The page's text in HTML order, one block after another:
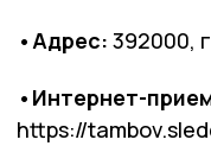
•Адрес: 392000,
•Интернет-
https://